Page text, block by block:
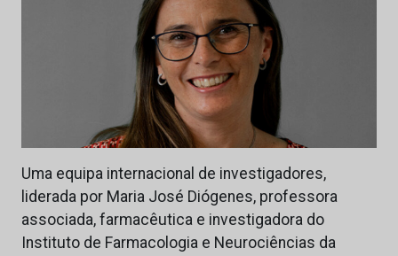
Uma equipa internacional de investigadores,
liderada por Maria José Diógenes, professora
associada, farmacêutica e investigadora do
Instituto de Farmacologia e Neurociências da